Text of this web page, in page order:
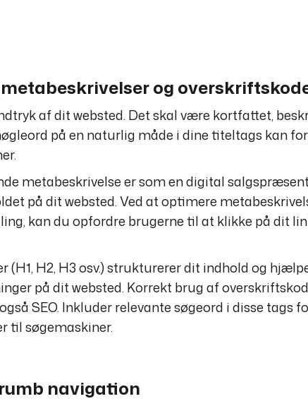
og
af dit websted. Det skal være kortfattet,
på en naturlig måde i dine titeltags kan
metabeskrivelse er som en digital
på dit websted. Ved at optimere
kan du opfordre brugerne til at klikke på dit
(H1, H2, H3 osv.) strukturerer dit indhold og
på dit websted. Korrekt brug af
SEO. Inkluder relevante søgeord i disse tags
til søgemaskiner.
navigation